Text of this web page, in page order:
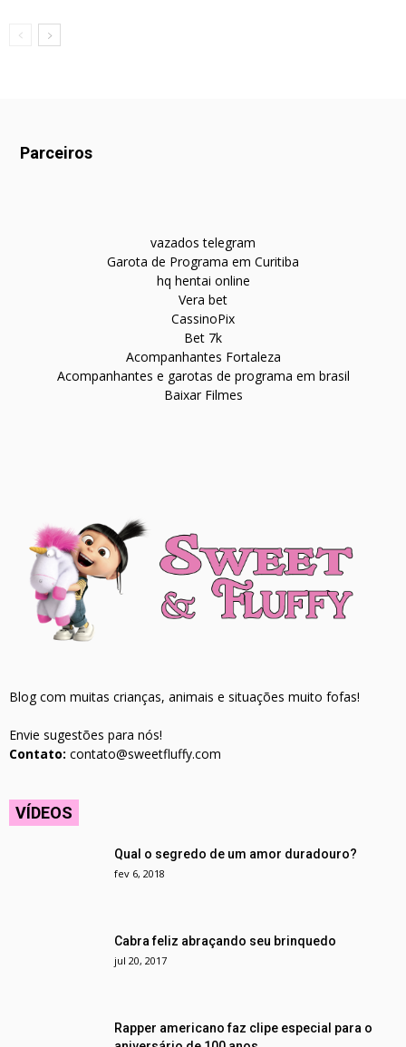
Parceiros
vazados telegram
Garota de Programa em Curitiba
hq hentai online
Vera bet
CassinoPix
Bet 7k
Acompanhantes Fortaleza
Acompanhantes e garotas de programa em brasil
Baixar Filmes
Blog com muitas crianças, animais e situações muito fofas!
Envie sugestões para nós!
Contato: contato@sweetfluffy.com
VÍDEOS
Qual o segredo de um amor duradouro?
fev 6, 2018
Cabra feliz abraçando seu brinquedo
jul 20, 2017
Rapper americano faz clipe especial para o